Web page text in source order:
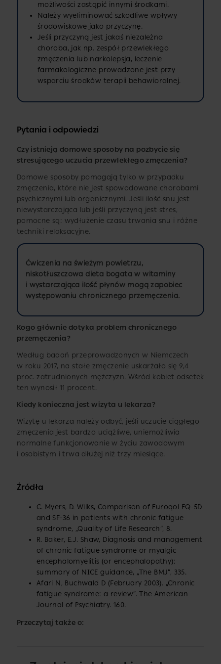
możliwości zastąpić innymi środkami.
Należy wyeliminować szkodliwe wpływy
środowiskowe jako przyczynę.
Jeśli przyczyną jest jakaś niezależna
choroba, jak np. zespół przewlekłego
zmęczenia lub narkolepsja, leczenie
farmakologiczne prowadzone jest przy
wsparciu środków terapii behawioralnej.
Pytania i odpowiedzi
Czy istnieją domowe sposoby na pozbycie się
stresującego uczucia przewlekłego zmęczenia?
Domowe sposoby pomagają tylko w przypadku
zmęczenia, które nie jest spowodowane chorobami
psychicznymi lub organicznymi. Jeśli ilość snu jest
niewystarczająca lub jeśli przyczyną jest stres,
pomocne są: wydłużenie czasu trwania snu i różne
techniki relaksacyjne.
Ćwiczenia na świeżym powietrzu,
niskotłuszczowa dieta bogata w witaminy
i wystarczająca ilość płynów mogą zapobiec
występowaniu chronicznego przemęczenia.
Kogo głównie dotyka problem chronicznego
przemęczenia?
Według badań przeprowadzonych w Niemczech
w roku 2017, na stałe zmęczenie uskarżało się 9,4
proc. zatrudnionych mężczyzn. Wśród kobiet odsetek
ten wynosił 11 procent.
Kiedy konieczna jest wizyta u lekarza?
Wizytę u lekarza należy odbyć, jeśli uczucie ciągłego
zmęczenia jest bardzo uciążliwe, uniemożliwia
normalne funkcjonowanie w życiu zawodowym
i osobistym i trwa dłużej niż trzy miesiące.
Źródła
C. Myers, D. Wilks, Comparison of Euroqol EQ-5D
and SF-36 in patients with chronic fatigue
syndrome, „Quality of Life Research”, 8.
R. Baker, E.J. Shaw, Diagnosis and management
of chronic fatigue syndrome or myalgic
encephalomyelitis (or encephalopathy):
summary of NICE guidance, „The BMJ”, 335.
Afari N, Buchwald D (February 2003). „Chronic
fatigue syndrome: a review”. The American
Journal of Psychiatry. 160.
Przeczytaj także o: